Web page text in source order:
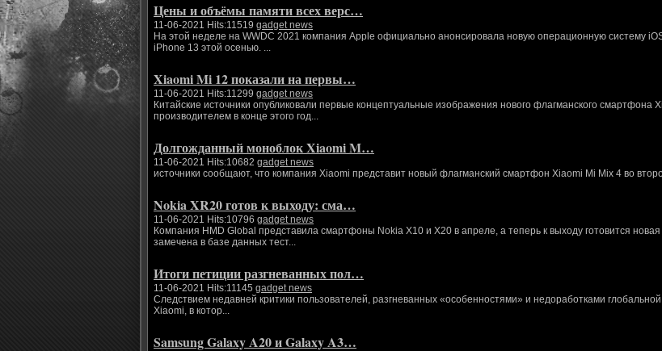
Цены и объёмы памяти всех верс…
11-06-2021 Hits:11519 gadget news
На этой неделе на WWDC 2021 компания Apple официально анонсировала новую операционную систему
iPhone 13 этой осенью. ...
Xiaomi Mi 12 показали на первы…
11-06-2021 Hits:11299 gadget news
Китайские источники опубликовали первые концептуальные изображения нового флагманского
производителем в конце этого год...
Долгожданный моноблок Xiaomi M…
11-06-2021 Hits:10682 gadget news
источники сообщают, что компания Xiaomi представит новый флагманский смартфон Xiaomi Mi Mix 4 во
Nokia XR20 готов к выходу: сма…
11-06-2021 Hits:10796 gadget news
Компания HMD Global представила смартфоны Nokia X10 и X20 в апреле, а теперь к выходу готовится
замечена в базе данных тест...
Итоги петиции разгневанных пол…
11-06-2021 Hits:11145 gadget news
Следствием недавней критики пользователей, разгневанных «особенностями» и недоработками
Xiaomi, в котор...
Samsung Galaxy A20 и Galaxy A3…